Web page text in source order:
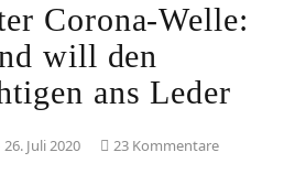
Corona-Welle:
will den
ans Leder
26. Juli 2020 23 Kommentare